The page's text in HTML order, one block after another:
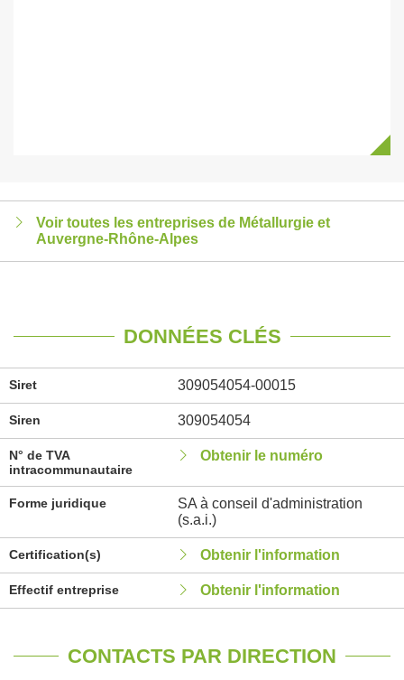
Voir toutes les entreprises de Métallurgie et
Auvergne-Rhône-Alpes
DONNÉES CLÉS
Siret 309054054-00015
Siren 309054054
N° de TVA
intracommunautaire
Obtenir le numéro
Forme juridique
SA à conseil d'administration
(s.a.i.)
Certification(s) Obtenir l'information
Effectif entreprise Obtenir l'information
CONTACTS PAR DIRECTION